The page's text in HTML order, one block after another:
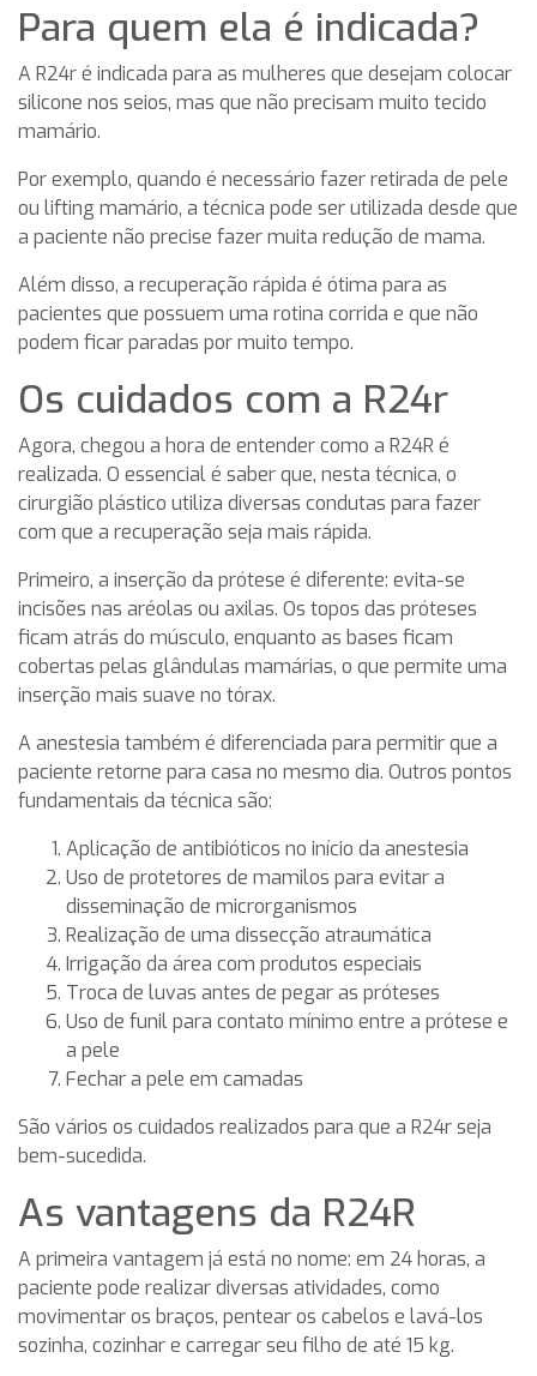
Para quem ela é indicada?
A R24r é indicada para as mulheres que desejam colocar
silicone nos seios, mas que não precisam muito tecido
mamário.
Por exemplo, quando é necessário fazer retirada de pele
ou lifting mamário, a técnica pode ser utilizada desde que
a paciente não precise fazer muita redução de mama.
Além disso, a recuperação rápida é ótima para as
pacientes que possuem uma rotina corrida e que não
podem ficar paradas por muito tempo.
Os cuidados com a R24r
Agora, chegou a hora de entender como a R24R é
realizada. O essencial é saber que, nesta técnica, o
cirurgião plástico utiliza diversas condutas para fazer
com que a recuperação seja mais rápida.
Primeiro, a inserção da prótese é diferente: evita-se
incisões nas aréolas ou axilas. Os topos das próteses
ficam atrás do músculo, enquanto as bases ficam
cobertas pelas glândulas mamárias, o que permite uma
inserção mais suave no tórax.
A anestesia também é diferenciada para permitir que a
paciente retorne para casa no mesmo dia. Outros pontos
fundamentais da técnica são:
Aplicação de antibióticos no início da anestesia
Uso de protetores de mamilos para evitar a
disseminação de microrganismos
Realização de uma dissecção atraumática
Irrigação da área com produtos especiais
Troca de luvas antes de pegar as próteses
Uso de funil para contato mínimo entre a prótese e
a pele
Fechar a pele em camadas
São vários os cuidados realizados para que a R24r seja
bem-sucedida.
As vantagens da R24R
A primeira vantagem já está no nome: em 24 horas, a
paciente pode realizar diversas atividades, como
movimentar os braços, pentear os cabelos e lavá-los
sozinha, cozinhar e carregar seu filho de até 15 kg.